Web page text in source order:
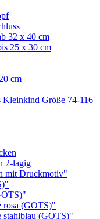
32 x 40 cm
25 x 30 cm
cm
Kleinkind Größe 74-116
2-lagig
mit Druckmotiv"
rosa (GOTS)"
(GOTS)"